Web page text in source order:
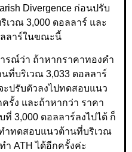
Divergence ก่อนปรับ
วณ 3,000 ดอลลาร์ และ
ลาร์ในขณะนี้
ณ์ว่า ถ้าหากราคาทองคำ
ที่บริเวณ 3,033 ดอลลาร์
ปรับตัวลงไปทดสอบแนว
รั้ง และถ้าหากว่า ราคา
3,000 ดอลลาร์ลงไปได้ ก็
ำทดสอบแนวต้านที่บริเวณ
ำ ATH ได้อีกครั้งค่ะ